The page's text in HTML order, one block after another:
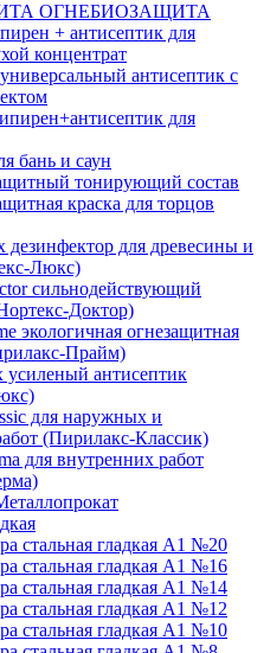
ОГНЕБИОЗАЩИТА
+ антисептик для
концентрат
антисептик с
для
бань и саун
тонирующий состав
краска для торцов
для древесины и
Люкс)
сильнодействующий
Доктор)
экологичная огнезащитная
Прайм)
антисептик
для наружных и
(Пирилакс-Классик)
для внутренних работ
стальная гладкая А1 №20
стальная гладкая А1 №16
стальная гладкая А1 №14
стальная гладкая А1 №12
стальная гладкая А1 №10